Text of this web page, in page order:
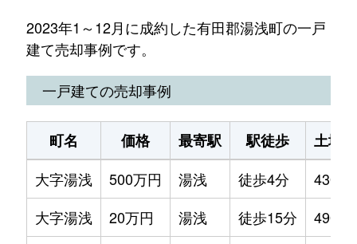
2023年1～12月に成約した有田郡湯浅町の一戸
建て売却事例です。
一戸建ての売却事例
町名 価格 最寄駅 駅徒歩
土地
大字湯浅
500万円 湯浅 徒歩4分
430m²
大字湯浅
20万円 湯浅 徒歩15分
490m²